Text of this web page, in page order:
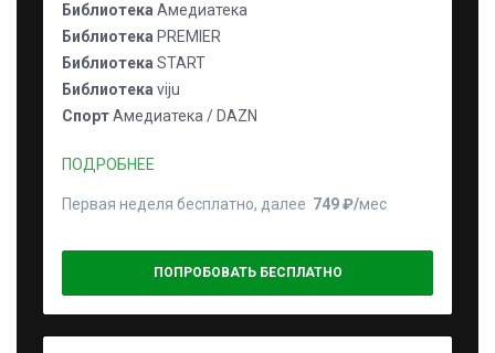
Библиотека Амедиатека
Библиотека PREMIER
Библиотека START
Библиотека viju
СпортАмедиатека / DAZN
ПОДРОБНЕЕ
Первая неделя бесплатно, далее 749 ₽⁠/⁠мес
ПОПРОБОВАТЬ БЕСПЛАТНО